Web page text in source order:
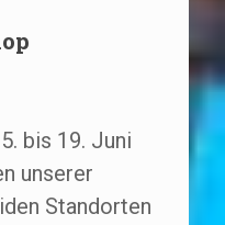
bis 19. Juni
unserer
Standorten